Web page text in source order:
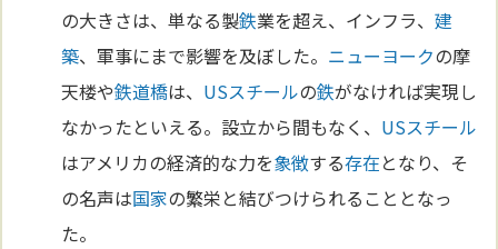
の大きさは、単なる製鉄業を超え、インフラ、建
築、軍事にまで影響を及ぼした。 ニューヨークの摩
天楼や鉄道橋は、 USスチールの鉄がなければ実現し
なかったといえる。設立から間もなく、 USスチール
はアメリカの経済的な力を象徴する存在となり、そ
の名声は国家の繁栄と結びつけられることとなっ
た。